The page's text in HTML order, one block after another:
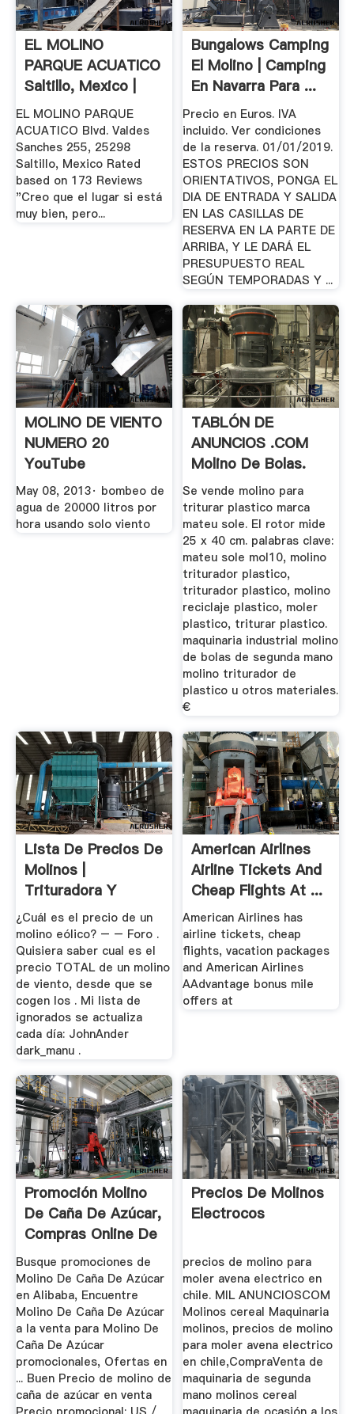
EL MOLINO
PARQUE ACUATICO
Saltillo, Mexico |
Facebook
EL MOLINO PARQUE
ACUATICO Blvd. Valdes
Sanches 255, 25298
Saltillo, Mexico Rated
based on 173 Reviews
"Creo que el lugar si está
muy bien, pero...
Bungalows Camping
El Molino | Camping
En Navarra Para ...
Precio en Euros. IVA
incluido. Ver condiciones
de la reserva. 01/01/2019.
ESTOS PRECIOS SON
ORIENTATIVOS, PONGA EL
DIA DE ENTRADA Y SALIDA
EN LAS CASILLAS DE
RESERVA EN LA PARTE DE
ARRIBA, Y LE DARÁ EL
PRESUPUESTO REAL
SEGÚN TEMPORADAS Y ...
MOLINO DE VIENTO
NUMERO 20
YouTube
May 08, 2013· bombeo de
agua de 20000 litros por
hora usando solo viento
TABLÓN DE
ANUNCIOS .COM
Molino De Bolas.
Maquinaria ...
Se vende molino para
triturar plastico marca
mateu sole. El rotor mide
25 x 40 cm. palabras clave:
mateu sole mol10, molino
triturador plastico,
triturador plastico, molino
reciclaje plastico, moler
plastico, triturar plastico.
maquinaria industrial molino
de bolas de segunda mano
molino triturador de
plastico u otros materiales.
€
Lista De Precios De
Molinos |
Trituradora Y
Molinos
¿Cuál es el precio de un
molino eólico? – – Foro .
Quisiera saber cual es el
precio TOTAL de un molino
de viento, desde que se
cogen los . Mi lista de
ignorados se actualiza
cada día: JohnAnder
dark_manu .
American Airlines
Airline Tickets And
Cheap Flights At ...
American Airlines has
airline tickets, cheap
flights, vacation packages
and American Airlines
AAdvantage bonus mile
offers at
Promoción Molino
De Caña De Azúcar,
Compras Online De
...
Busque promociones de
Molino De Caña De Azúcar
en Alibaba, Encuentre
Molino De Caña De Azúcar
a la venta para Molino De
Caña De Azúcar
promocionales, Ofertas en
... Buen Precio de molino de
caña de azúcar en venta
Precios De Molinos
Electrocos
precios de molino para
moler avena electrico en
chile. MIL ANUNCIOSCOM
Molinos cereal Maquinaria
molinos, precios de molino
para moler avena electrico
en chile,CompraVenta de
maquinaria de segunda
mano molinos cereal